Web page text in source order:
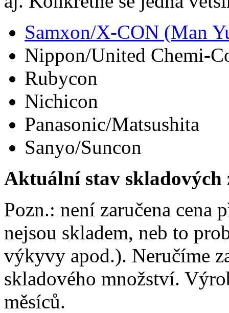
Samxon/X-CON (Man
Nippon/United Chemi-
Rubycon
Nichicon
Panasonic/Matsushita
Sanyo/Suncon
Aktuální stav skladových
Pozn.: není zaručena cena
nejsou skladem, neb to
výkyvy apod.). Neručíme
skladového množství.
měsíců.